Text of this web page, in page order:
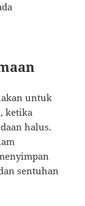
untuk
ketika
halus.
sentuhan